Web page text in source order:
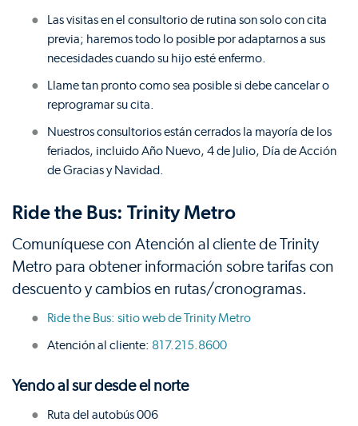
Las visitas en el consultorio de rutina son solo con cita
previa; haremos todo lo posible por adaptarnos a sus
necesidades cuando su hijo esté enfermo.
Llame tan pronto como sea posible si debe cancelar o
reprogramar su cita.
Nuestros consultorios están cerrados la mayoría de los
feriados, incluido Año Nuevo, 4 de Julio, Día de Acción
de Gracias y Navidad.
Ride the Bus: Trinity Metro
Comuníquese con Atención al cliente de Trinity
Metro para obtener información sobre tarifas con
descuento y cambios en rutas/cronogramas.
Ride the Bus: sitio web de Trinity Metro
Atención al cliente: 817.215.8600
Yendo al sur desde el norte
Ruta del autobús 006